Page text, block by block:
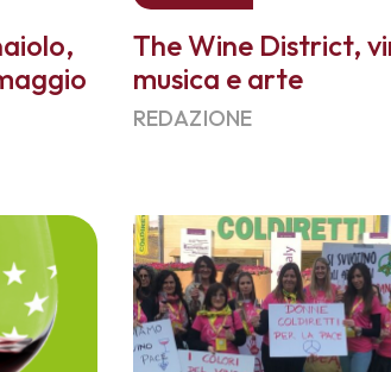
The Wine District,
musica e arte
REDAZIONE